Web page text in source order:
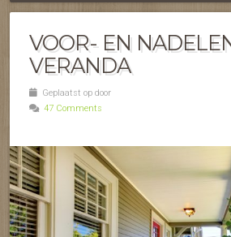
VOOR- EN
VERANDA
Geplaatst op door
47 Comments